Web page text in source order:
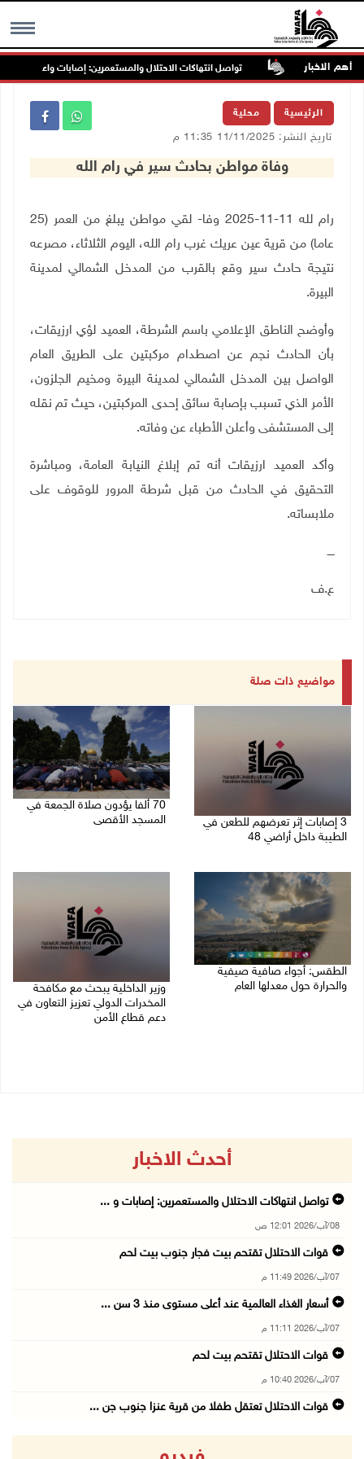
MENU أهم الاخبار
غرب جنين تواصل انتهاكات الاحتلال والمستعمرين: إصابات واعتقالات
الرئيسية محلية
تاريخ النشر: 11/11/2025 11:35 م
وفاة مواطن بحادث سير في رام الله
رام لله 11-11-2025 وفا- لقي مواطن يبلغ من العمر (25
عاما) من قرية عين عريك غرب رام الله، اليوم الثلاثاء، مصرعه
نتيجة حادث سير وقع بالقرب من المدخل الشمالي لمدينة
البيرة.
وأوضح الناطق الإعلامي باسم الشرطة، العميد لؤي ارزيقات،
بأن الحادث نجم عن اصطدام مركبتين على الطريق العام
الواصل بين المدخل الشمالي لمدينة البيرة ومخيم الجلزون،
الأمر الذي تسبب بإصابة سائق إحدى المركبتين، حيث تم نقله
إلى المستشفى وأعلن الأطباء عن وفاته.
وأكد العميد ارزيقات أنه تم إبلاغ النيابة العامة، ومباشرة
التحقيق في الحادث من قبل شرطة المرور للوقوف على
ملابساته.
ــــ
ع.ف
مواضيع ذات صلة
3 إصابات إثر تعرضهم للطعن في
الطيبة داخل أراضي 48
70 ألفا يؤدون صلاة الجمعة في
المسجد الأقصى
الطقس: أجواء صافية صيفية
والحرارة حول معدلها العام
وزير الداخلية يبحث مع مكافحة
المخدرات الدولي تعزيز التعاون في
دعم قطاع الأمن
أحدث الاخبار
تواصل انتهاكات الاحتلال والمستعمرين: إصابات و ...
08/آب/2026 12:01 ص
قوات الاحتلال تقتحم بيت فجار جنوب بيت لحم
07/آب/2026 11:49 م
أسعار الغذاء العالمية عند أعلى مستوى منذ 3 سن ...
07/آب/2026 11:11 م
قوات الاحتلال تقتحم بيت لحم
07/آب/2026 10:40 م
قوات الاحتلال تعتقل طفلا من قرية عنزا جنوب جن ...